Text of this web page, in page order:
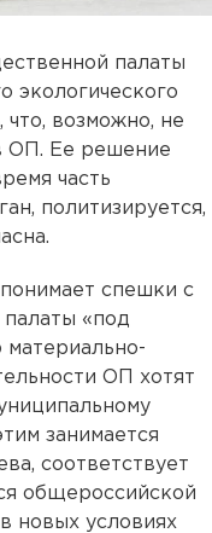
палаты
экологического
что, возможно, не
ОП. Ее решение
часть
политизируется,
спешки с
«под
ОП хотят
занимается
соответствует
общероссийской
новых условиях